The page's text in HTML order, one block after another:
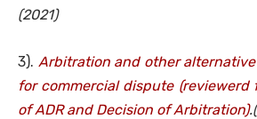
(2021)
3). Arbitration and other
for commercial dispute
of ADR and Decision of Arbitration)